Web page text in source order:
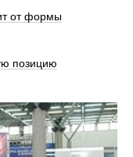
от формы
позицию